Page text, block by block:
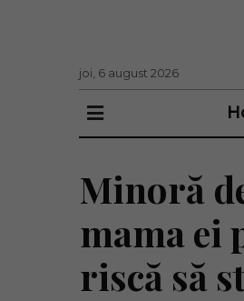
joi, 6 august 2026
Minoră
mama ei
riscă să